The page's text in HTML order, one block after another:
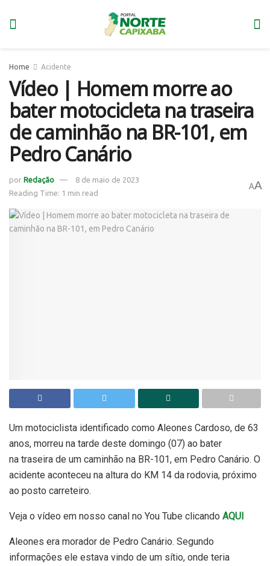
Home Acidente
Vídeo | Homem morre ao
bater motocicleta na traseira
de caminhão na BR-101, em
Pedro Canário
por Redação
8 de maio de 2023
Reading Time: 1 min read
AA
Um motociclista identificado como Aleones Cardoso, de 63
anos, morreu na tarde deste domingo (07) ao bater
na traseira de um caminhão na BR-101, em Pedro Canário. O
acidente aconteceu na altura do KM 14 da rodovia, próximo
ao posto carreteiro.
Veja o vídeo em nosso canal no You Tube clicando AQUI
Aleones era morador de Pedro Canário. Segundo
informações ele estava vindo de um sítio, onde teria